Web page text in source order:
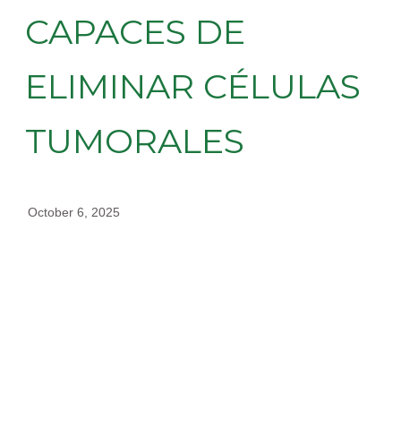
CAPACES DE
ELIMINAR CÉLULAS
TUMORALES
October 6, 2025